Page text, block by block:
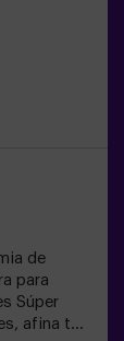
de
para
Súper
afina tu